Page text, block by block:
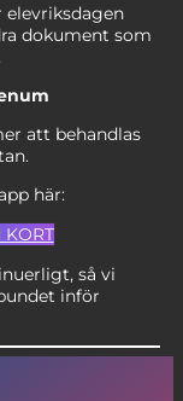
dokument som
att behandlas
här:
så vi
inför